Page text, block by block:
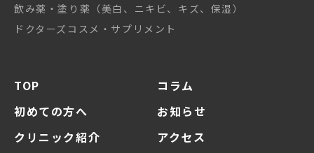
飲み薬・塗り薬（美白、ニキビ、キズ、保湿）
ドクターズコスメ・サプリメント
TOP
初めての方へ
クリニック紹介
コラム
お知らせ
アクセス